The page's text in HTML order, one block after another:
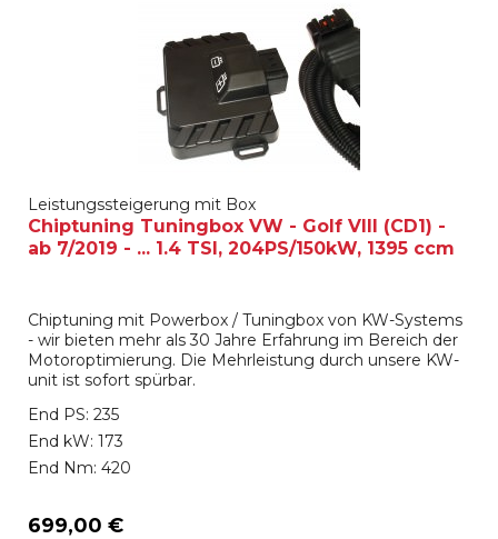
Leistungssteigerung mit Box
Chiptuning Tuningbox VW - Golf VIII (CD1) -
ab 7/2019 - ... 1.4 TSI, 204PS/150kW, 1395 ccm
Chiptuning mit Powerbox / Tuningbox von KW-Systems
- wir bieten mehr als 30 Jahre Erfahrung im Bereich der
Motoroptimierung. Die Mehrleistung durch unsere KW-
unit ist sofort spürbar.
End PS: 235
End kW: 173
End Nm: 420
699,00 €